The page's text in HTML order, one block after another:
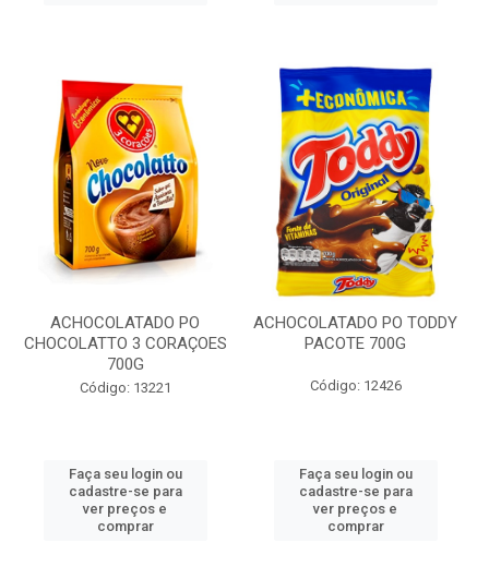
ACHOCOLATADO PO
CHOCOLATTO 3 CORAÇOES
700G
Código: 13221
Faça seu login ou
cadastre-se para
ver preços e
comprar
ACHOCOLATADO PO TODDY
PACOTE 700G
Código: 12426
Faça seu login ou
cadastre-se para
ver preços e
comprar